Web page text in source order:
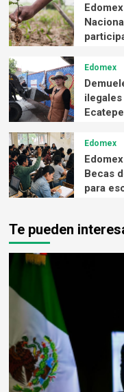
Edomex
Edomex
Becas
para
Te pueden